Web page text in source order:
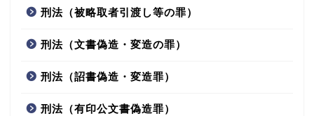
刑法（被略取者引渡し等の罪）
刑法（文書偽造・変造の罪）
刑法（詔書偽造・変造罪）
刑法（有印公文書偽造罪）